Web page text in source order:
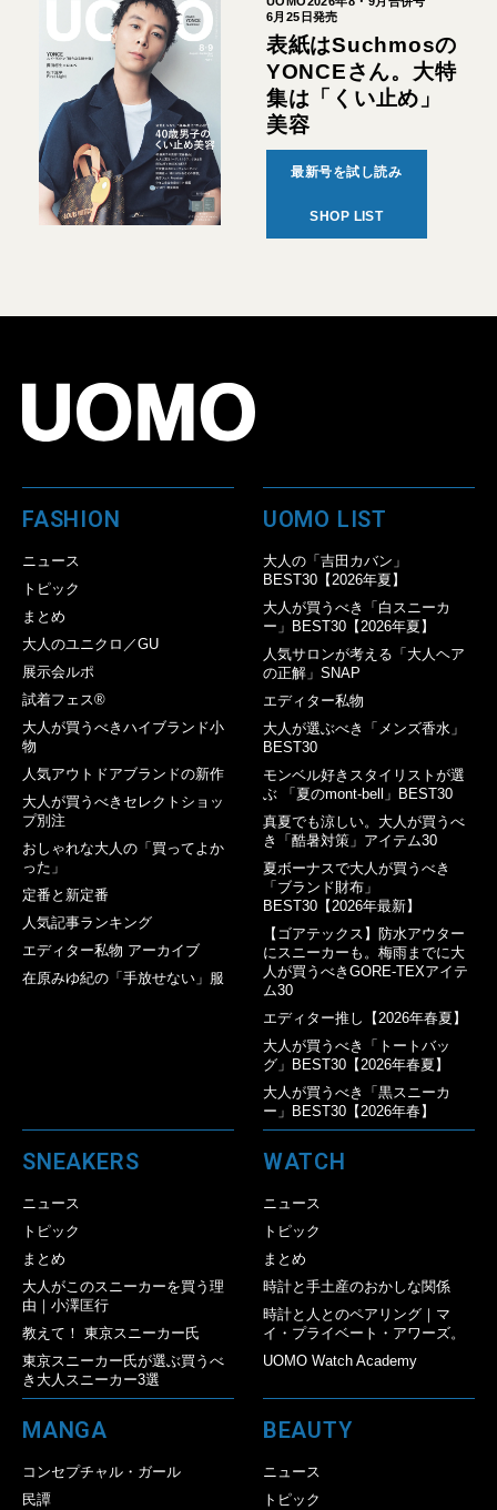
6月25日発売
表紙はSuchmosの
YONCEさん。大特
集は「くい止め」
美容
最新号を試し読み
SHOP LIST
FASHION
ニュース
トピック
まとめ
大人のユニクロ／GU
展示会ルポ
試着フェス®︎
大人が買うべきハイブランド小
物
人気アウトドアブランドの新作
大人が買うべきセレクトショッ
プ別注
おしゃれな大人の「買ってよか
った」
定番と新定番
人気記事ランキング
エディター私物 アーカイブ
在原みゆ紀の「手放せない」服
UOMO LIST
大人の「吉田カバン」
BEST30【2026年夏】
大人が買うべき「白スニーカ
ー」BEST30【2026年夏】
人気サロンが考える「大人ヘア
の正解」SNAP
エディター私物
大人が選ぶべき「メンズ香水」
BEST30
モンベル好きスタイリストが選
ぶ 「夏のmont-bell」BEST30
真夏でも涼しい。大人が買うべ
き「酷暑対策」アイテム30
夏ボーナスで大人が買うべき
「ブランド財布」
BEST30【2026年最新】
【ゴアテックス】防水アウター
にスニーカーも。梅雨までに大
人が買うべきGORE-TEXアイテ
ム30
エディター推し【2026年春夏】
大人が買うべき「トートバッ
グ」BEST30【2026年春夏】
大人が買うべき「黒スニーカ
ー」BEST30【2026年春】
SNEAKERS
ニュース
トピック
まとめ
大人がこのスニーカーを買う理
由｜小澤匡行
教えて！ 東京スニーカー氏
東京スニーカー氏が選ぶ買うべ
き大人スニーカー3選
WATCH
ニュース
トピック
まとめ
時計と手土産のおかしな関係
時計と人とのペアリング｜マ
イ・プライベート・アワーズ。
UOMO Watch Academy
MANGA
コンセプチャル・ガール
民譚
BEAUTY
ニュース
トピック